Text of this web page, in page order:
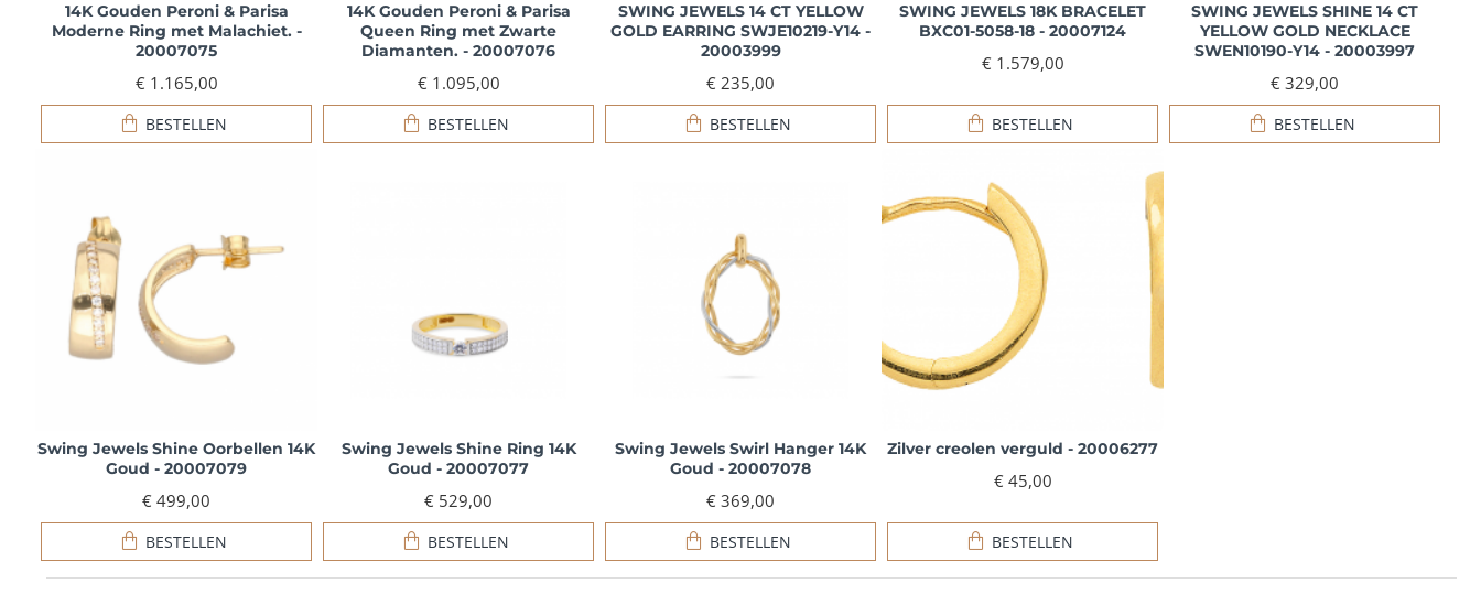
14K Gouden Peroni & Parisa
Moderne Ring met Malachiet. -
20007075
€ 1.165,00
BESTELLEN
14K Gouden Peroni & Parisa
Queen Ring met Zwarte
Diamanten. - 20007076
€ 1.095,00
BESTELLEN
SWING JEWELS 14 CT YELLOW
GOLD EARRING SWJE10219-Y14 -
20003999
€ 235,00
BESTELLEN
SWING JEWELS 18K BRACELET
BXC01-5058-18 - 20007124
€ 1.579,00
BESTELLEN
SWING JEWELS SHINE 14 CT
YELLOW GOLD NECKLACE
SWEN10190-Y14 - 20003997
€ 329,00
BESTELLEN
Swing Jewels Shine Oorbellen 14K
Goud - 20007079
€ 499,00
BESTELLEN
Swing Jewels Shine Ring 14K
Goud - 20007077
€ 529,00
BESTELLEN
Swing Jewels Swirl Hanger 14K
Goud - 20007078
€ 369,00
BESTELLEN
Zilver creolen verguld - 20006277
€ 45,00
BESTELLEN